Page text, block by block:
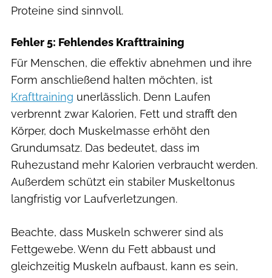
Proteine sind sinnvoll.
Fehler 5: Fehlendes Krafttraining
Für Menschen, die effektiv abnehmen und ihre
Form anschließend halten möchten, ist
Krafttraining unerlässlich. Denn Laufen
verbrennt zwar Kalorien, Fett und strafft den
Körper, doch Muskelmasse erhöht den
Grundumsatz. Das bedeutet, dass im
Ruhezustand mehr Kalorien verbraucht werden.
Außerdem schützt ein stabiler Muskeltonus
langfristig vor Laufverletzungen.
Beachte, dass Muskeln schwerer sind als
Fettgewebe. Wenn du Fett abbaust und
gleichzeitig Muskeln aufbaust, kann es sein,